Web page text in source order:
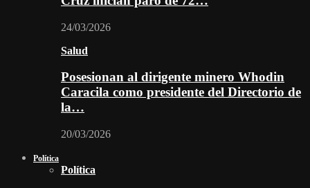
24/03/2026
Salud
Posesionan al dirigente minero Whodin
Caracila como presidente del Directorio de
la…
20/03/2026
Política
Política